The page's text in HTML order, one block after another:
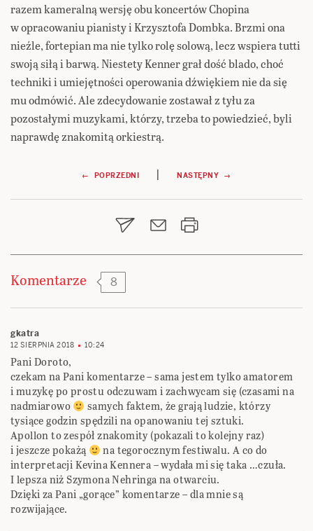
razem kameralną wersję obu koncertów Chopina
w opracowaniu pianisty i Krzysztofa Dombka. Brzmi ona
nieźle, fortepian ma nie tylko rolę solową, lecz wspiera tutti
swoją siłą i barwą. Niestety Kenner grał dość blado, choć
techniki i umiejętności operowania dźwiękiem nie da się
mu odmówić. Ale zdecydowanie zostawał z tyłu za
pozostałymi muzykami, którzy, trzeba to powiedzieć, byli
naprawdę znakomitą orkiestrą.
Nawigacja
wpisu
← POPRZEDNI | NASTĘPNY →
Komentarze 8
gkatra
12 SIERPNIA 2018 10:24
Pani Doroto,
czekam na Pani komentarze – sama jestem tylko amatorem
i muzykę po prostu odczuwam i zachwycam się (czasami na
nadmiarowo
samych faktem, że grają ludzie, którzy
tysiące godzin spędzili na opanowaniu tej sztuki.
Apollon to zespół znakomity (pokazali to kolejny raz)
i jeszcze pokażą
na tegorocznym festiwalu. A co do
interpretacji Kevina Kennera – wydała mi się taka …czuła.
I lepsza niż Szymona Nehringa na otwarciu.
Dzięki za Pani „gorące” komentarze – dla mnie są
rozwijające.